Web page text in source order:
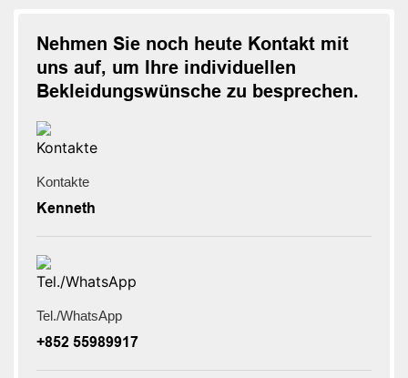
Nehmen Sie noch heute Kontakt mit
uns auf, um Ihre individuellen
Bekleidungswünsche zu besprechen.
Kontakte
Kenneth
Tel./WhatsApp
+852 55989917